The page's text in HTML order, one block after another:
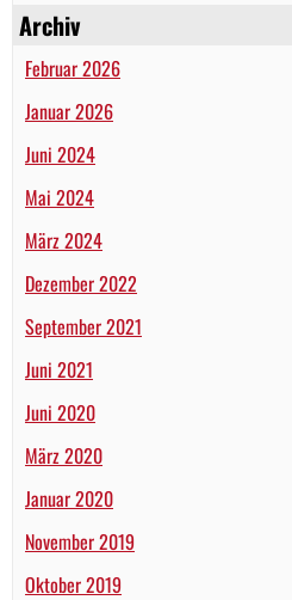
Archiv
Februar 2026
Januar 2026
Juni 2024
Mai 2024
März 2024
Dezember 2022
September 2021
Juni 2021
Juni 2020
März 2020
Januar 2020
November 2019
Oktober 2019